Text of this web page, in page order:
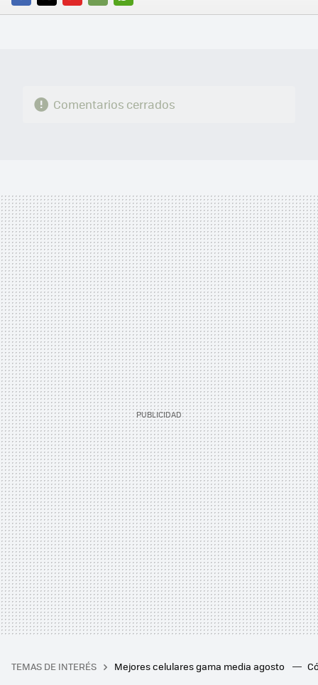
FACEBOOK
TWITTERFLIPBOARD
E-
WHATSAPP
Comentarios cerrados
TEMAS DE INTERÉS Mejores celulares gama media agosto